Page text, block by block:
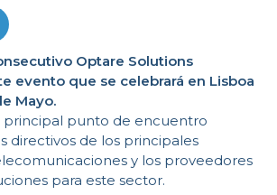
Optare Solutions
evento que se celebrará en Lisboa
Mayo.
principal punto de encuentro
directivos de los principales
y los proveedores
para este sector.